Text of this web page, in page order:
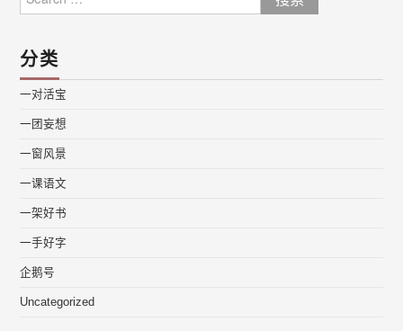
for:
分类
一对活宝
一团妄想
一窗风景
一课语文
一架好书
一手好字
企鹅号
Uncategorized